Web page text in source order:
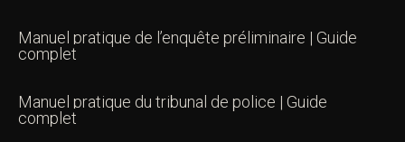
Manuel pratique de l’enquête préliminaire | Guide
complet
Manuel pratique du tribunal de police | Guide
complet